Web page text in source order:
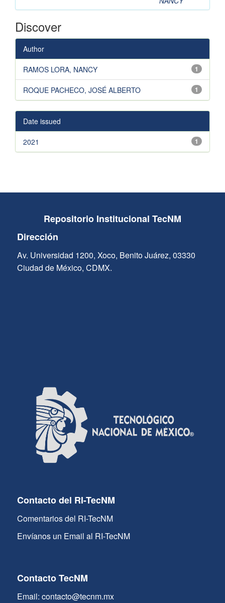
Discover
Author
1
RAMOS LORA, NANCY
1
ROQUE PACHECO, JOSÉ ALBERTO
Date issued
1
2021
Repositorio Institucional TecNM
Dirección
Av. Universidad 1200, Xoco, Benito Juárez, 03330
Ciudad de México, CDMX.
Contacto del RI-TecNM
Comentarios del RI-TecNM
Envíanos un Email al RI-TecNM
Contacto TecNM
Email: contacto@tecnm.mx